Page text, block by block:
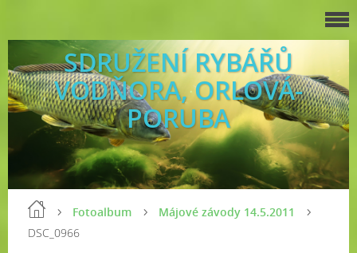
SDRUŽENÍ RYBÁŘŮ
VODŇORA, ORLOVÁ-
PORUBA
Fotoalbum
Májové závody 14.5.2011
DSC_0966